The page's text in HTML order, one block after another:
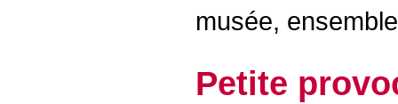
musée,
Petite